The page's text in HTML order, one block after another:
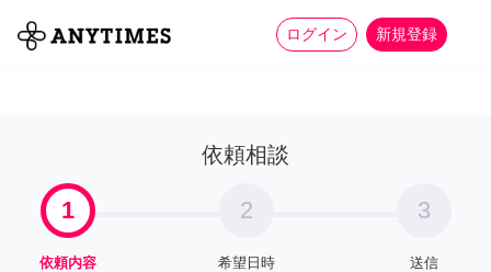
ログイン 新規登録
全て 家事 more_horiz
依頼相談
1
依頼内容
2
希望日時
3
送信